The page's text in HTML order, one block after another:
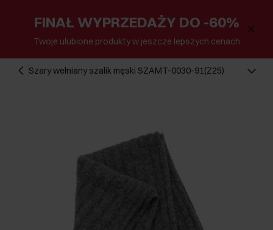
FINAŁ WYPRZEDAŻY DO -60%
Twoje ulubione produkty w jeszcze lepszych cenach
Szary wełniany szalik męski SZAMT-0030-91(Z25)